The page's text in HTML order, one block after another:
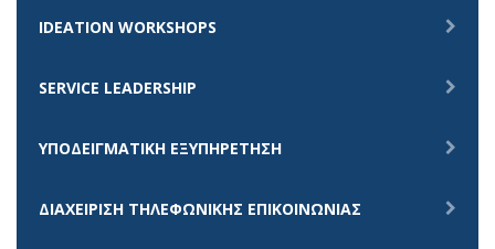
IDEATION WORKSHOPS
SERVICE LEADERSHIP
ΥΠΟΔΕΙΓΜΑΤΙΚΗ ΕΞΥΠΗΡΕΤΗΣΗ
ΔΙΑΧΕΙΡΙΣΗ ΤΗΛΕΦΩΝΙΚΗΣ ΕΠΙΚΟΙΝΩΝΙΑΣ